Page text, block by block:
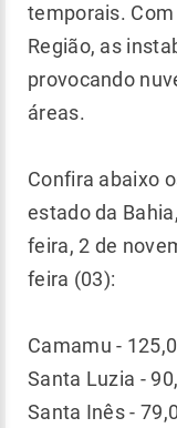
temporais.
Região, as
provocando
áreas.
Confira abaixo
estado da
feira, 2 de
feira (03):
Camamu -
Santa Luzia -
Santa Inês -